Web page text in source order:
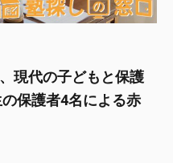
現代の子どもと保護
保護者4名による赤